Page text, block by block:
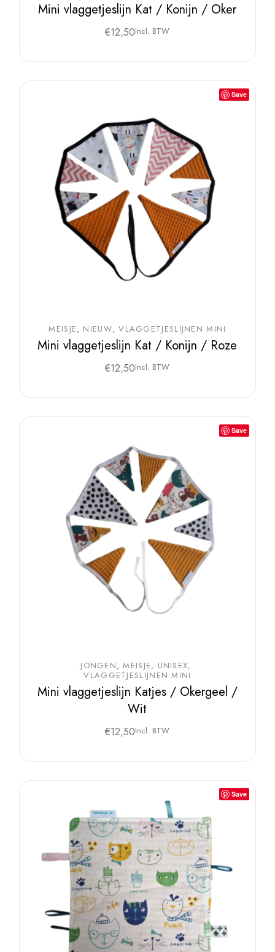
Mini vlaggetjeslijn Kat / Konijn / Oker
€12,50Incl. BTW
Save
MEISJE NIEUW VLAGGETJESLIJNEN MINI
Mini vlaggetjeslijn Kat / Konijn / Roze
€12,50Incl. BTW
Save
JONGEN MEISJE
UNISEX
VLAGGETJESLIJNEN MINI
Mini vlaggetjeslijn Katjes / Okergeel /
Wit
€12,50Incl. BTW
Save